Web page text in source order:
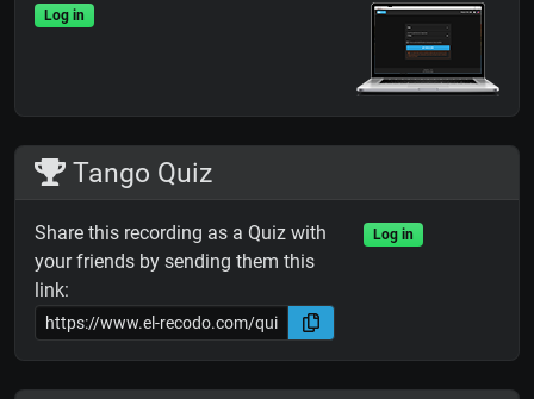
Log in
Tango Quiz
Share this recording as a Quiz with
your friends by sending them this
link:
Log in